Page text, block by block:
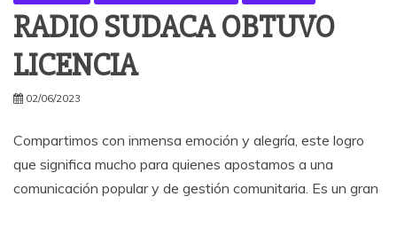
RADIO SUDACA OBTUVO
LICENCIA
02/06/2023
Compartimos con inmensa emoción y alegría, este logro
que significa mucho para quienes apostamos a una
comunicación popular y de gestión comunitaria. Es un gran